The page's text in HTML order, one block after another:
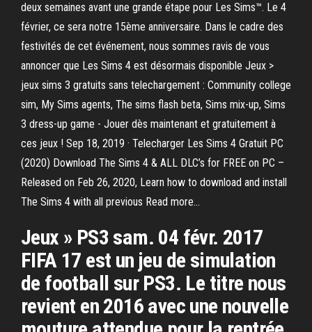
deux semaines avant une grande étape pour Les Sims™. Le 4
février, ce sera notre 15ème anniversaire. Dans le cadre des
festivités de cet événement, nous sommes ravis de vous
annoncer que Les Sims 4 est désormais disponible Jeux >
jeux sims 3 gratuits sans telechargement : Community college
sim, My Sims agents, The sims flash beta, Sims mix-up, Sims
3 dress-up game - Jouer dès maintenant et gratuitement à
ces jeux ! Sep 18, 2019 · Telecharger Les Sims 4 Gratuit PC
(2020) Download The Sims 4 & ALL DLC’s for FREE on PC –
Released on Feb 26, 2020, Learn how to download and install
The Sims 4 with all previous Read more…
Jeux » PS3 sam. 04 févr. 2017
FIFA 17 est un jeu de simulation
de football sur PS3. Le titre nous
revient en 2016 avec une nouvelle